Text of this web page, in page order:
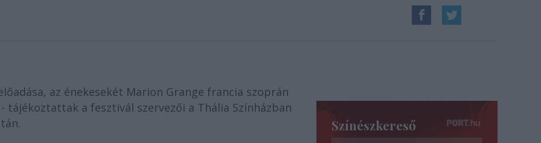
az énekesekét Marion Grange francia szoprán
a fesztivál szervezői a Thália Színházban
Színészkereső